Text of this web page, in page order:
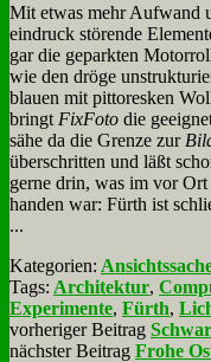
Mit et­was mehr Auf­wand
ein­druck stö­ren­de
gar die ge­park­ten
wie den drö­ge
blau­en mit pit­to­res­ken
bringt Fix­Fo­to die
sä­he da die Gren­ze zur
über­schrit­ten und läßt
ger­ne drin, was im vor
han­den war: Fürth ist
...
Kategorien:
Tags: Architektur,
Experimente, Fürth,
vorheriger Beitrag
nächster Beitrag Frohe